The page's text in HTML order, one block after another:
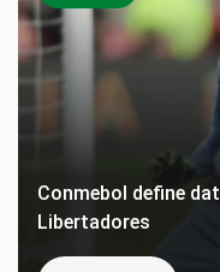
Conmebol define
Libertadores